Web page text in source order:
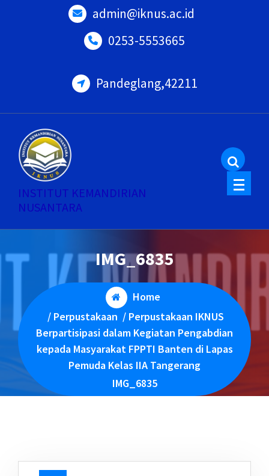
admin@iknus.ac.id
0253-5553665
Pandeglang,42211
INSTITUT KEMANDIRIAN
NUSANTARA
IMG_6835
Home
/ Perpustakaan / Perpustakaan IKNUS
Berpartisipasi dalam Kegiatan Pengabdian
kepada Masyarakat FPPTI Banten di Lapas
Pemuda Kelas IIA Tangerang
IMG_6835